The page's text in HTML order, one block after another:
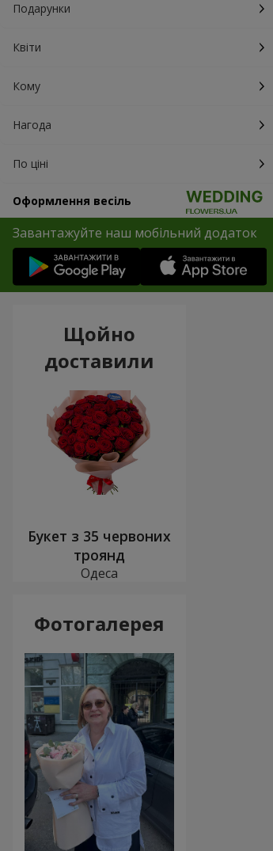
Подарунки
Квіти
Кому
Нагода
По ціні
Оформлення весіль
Завантажуйте наш мобільний додаток
Щойно
доставили
Букет з 35 червоних
троянд
Одеса
Фотогалерея